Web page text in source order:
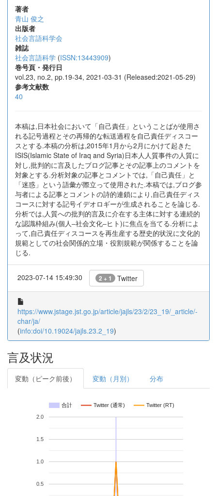
著者
青山 俊之
出版者
社会言語科学会
雑誌
社会言語科学 (ISSN:13443909)
巻号頁・発行日
vol.23, no.2, pp.19-34, 2021-03-31 (Released:2021-05-29)
参考文献数
40
本稿は,日本社会において「自己責任」ということばが使用さ
れる記号過程とその再帰的な転送過程を自己責任ディスコー
スとする.本稿の分析は,2015年1月から2月にかけて起きた
ISIS(Islamic State of Iraq and Syria)日本人人質事件の人質に
対し,批判的に言及したブログ記事とその記事上のコメントを
対象とする.分析対象の記事とコメントでは,「自己責任」と
「迷惑」という語彙が際立って使用された.本稿では,ブログ参
与者による記事とコメントの詩的連鎖により,自己責任ディス
コースに対する記号イデオロギーが生成されることを論じる.
分析では,人質への批判的言及に介在する主体に対する連続的
な認識枠組み(個人‒社会文化‒ヒト)に焦点を当てる.分析によ
って,自己責任ディスコースを再生産する歴史的状況に文化的
規範としての社会関係的立場・役割規範が関係することを論
じる.
2023-07-14 15:49:30 2 + 1 Twitter
https://www.jstage.jst.go.jp/article/jajls/23/2/23_19/_article/-
char/ja/
(info:doi/10.19024/jajls.23.2_19)
言及状況
変動（ピーク前後） 変動（月別） 分布
合計 Twitter (通常) Twitter (RT)
0.5
1.0
1.5
2.0